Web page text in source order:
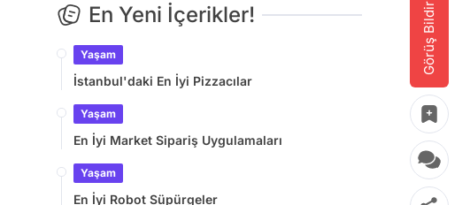
Görüş Bildir
En Yeni İçerikler!
Yaşam
İstanbul'daki En İyi Pizzacılar
Yaşam
En İyi Market Sipariş Uygulamaları
Yaşam
En İyi Robot Süpürgeler